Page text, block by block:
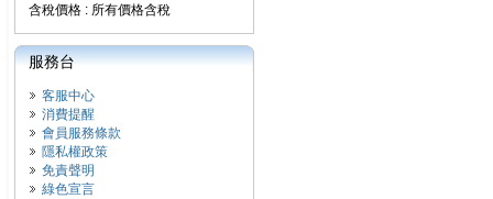
含稅價格 : 所有價格含稅
服務台
客服中心
消費提醒
會員服務條款
隱私權政策
免責聲明
綠色宣言